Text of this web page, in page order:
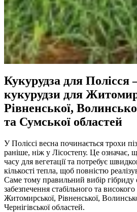
Кукурудза для Полісся
кукурудзи для
Рівненської,
та Сумської областей
У Поліссі весна починається трохи
раніше, ніж у Лісостепу. Це означає,
часу для вегетації та потребує
кількості тепла, щоб повністю
Саме тому правильний вибір
забезпечення стабільного та
Житомирської, Рівненської,
Чернігівської областей.